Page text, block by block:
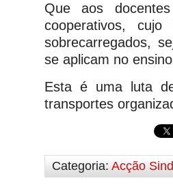
Que aos
cooperativos,
sobrecarregados,
se aplicam no
Esta é uma luta
transportes
Categoria: Acção